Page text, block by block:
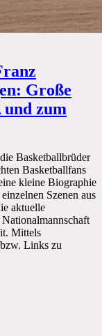
Große
zum
Basketballbrüder
Basketballfans
kleine Biographie
Szenen aus
aktuelle
Mittels
Links zu